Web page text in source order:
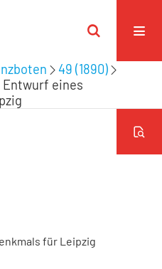
49 (1890)
Entwurf eines
für Leipzig